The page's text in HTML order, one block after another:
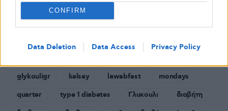
CONFIRM
Data Deletion Data Access Privacy Policy
είναι αδυναμία, αλλά δύναμη.
Πηγή:Beyond Type 1
glykouligr
kelsey lawebfest
mondays
quarter
type 1 diabetes Γλυκουλι
διαβήτη